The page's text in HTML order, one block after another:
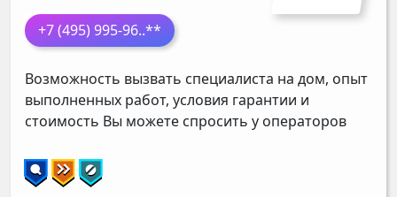
+7 (495) 995-96..**
Возможность вызвать специалиста на дом, опыт
выполненных работ, условия гарантии и
стоимость Вы можете спросить у операторов